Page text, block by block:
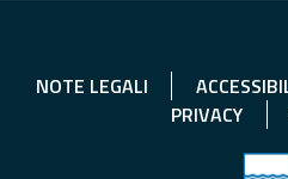
NOTE LEGALI
PRIVACY